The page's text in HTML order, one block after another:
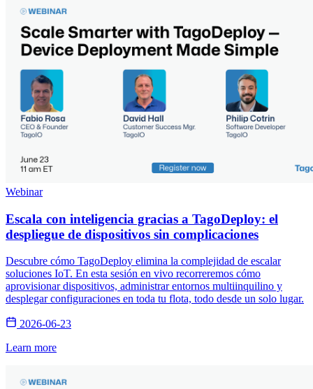
Webinar
Escala con inteligencia gracias a TagoDeploy: el
despliegue de dispositivos sin complicaciones
Descubre cómo TagoDeploy elimina la complejidad de escalar
soluciones IoT. En esta sesión en vivo recorreremos cómo
aprovisionar dispositivos, administrar entornos multiinquilino y
desplegar configuraciones en toda tu flota, todo desde un solo lugar.
2026-06-23
Learn more